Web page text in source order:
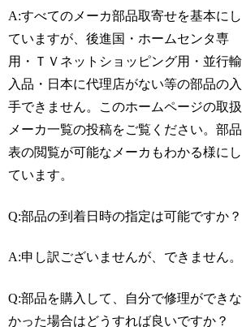
A:すべてのメーカ部品取寄せを基本にし
ていますが、後進国・ホームセンタ専
用・ＴＶネットショッピング用・並行輸
入品・日本に代理店がない等の部品の入
手できません。このホームページの取扱
メーカ一覧の投稿をご覧ください。部品
表の閲覧が可能なメーカもわかる様にし
ています。
Q:部品の到着日時の指定は可能ですか？
A:申し訳ございませんが、できません。
Q:部品を購入して、自分で修理ができな
かった場合はどうすれば良いですか？